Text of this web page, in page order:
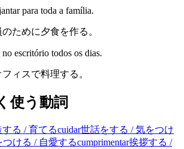
para toda a família.
ために夕食を作る。
escritório todos os dias.
ィスで料理する。
使う動詞
る / 育てるcuidar世話をする / 気をつけ
ける / 自愛するcumprimentar挨拶する /